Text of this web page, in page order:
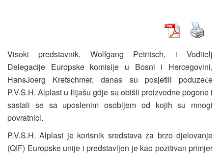
Visoki predstavnik, Wolfgang Petritsch, i Voditelj
Delegacije Europske komisije u Bosni i Hercegovini,
HansJoerg Kretschmer, danas su posjetili poduzeće
P.V.S.H. Alplast u Ilijašu gdje su obišli proizvodne pogone i
sastali se sa uposlenim osobljem od kojih su mnogi
povratnici.
P.V.S.H. Alplast je korisnik sredstava za brzo djelovanje
(QIF) Europske unije i predstavljen je kao pozitivan primjer